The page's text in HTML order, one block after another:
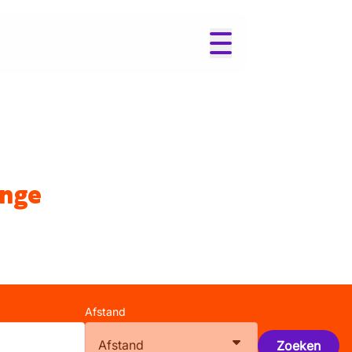
Afstand
Afstand Zoeken